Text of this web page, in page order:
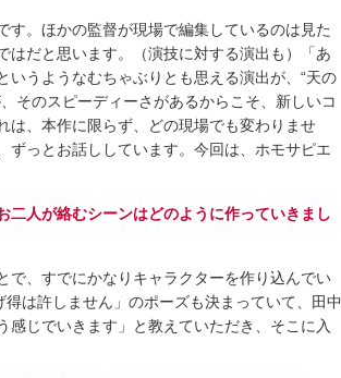
。ほかの監督が現場で編集しているのは見た
はだと思います。（演技に対する演出も）「あ
いうようなむちゃぶりとも思える演出が、“天の
そのスピーディーさがあるからこそ、新しいコ
は、本作に限らず、どの現場でも変わりませ
ずっとお話ししています。今回は、ホモサピエ
二人が絡むシーンはどのように作っていきまし
、すでにかなりキャラクターを作り込んでい
は許しません」のポーズも決まっていて、田中
じでいきます」と教えていただき、そこに入